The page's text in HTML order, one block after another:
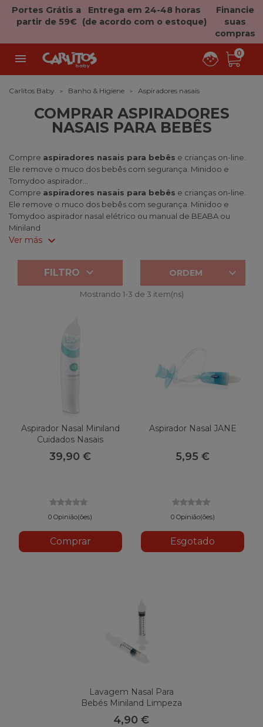
Portes Grátis a
partir de 59€
Entrega em 24-48 horas
(de acordo com o estoque)
Financie
suas
compras
 0
Carlitos Baby Banho & Higiene Aspiradores nasais
COMPRAR ASPIRADORES
NASAIS PARA BEBÊS
Compre aspiradores nasais para bebês e crianças on-line.
Ele remove o muco dos bebês com segurança. Minidoo e
Tomydoo aspirador...
Compre aspiradores nasais para bebês e crianças on-line.
Ele remove o muco dos bebês com segurança. Minidoo e
Tomydoo aspirador nasal elétrico ou manual de BEABA ou
Miniland
Ver más expand_more
ORDEM 
FILTRO 
Mostrando 1-3 de 3 item(ns)
Aspirador Nasal Miniland
Cuidados Nasais
39,90 €
0 Opinião(ões)
Comprar
Aspirador Nasal JANE
5,95 €
0 Opinião(ões)
Esgotado
Lavagem Nasal Para
Bebés Miniland Limpeza
Nasal
4,90 €